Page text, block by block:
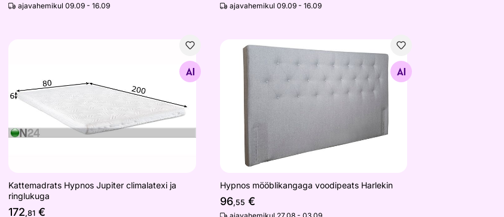
ajavahemikul 09.09 - 16.09 ajavahemikul 09.09 - 16.09
Kattemadrats Hypnos Jupiter climalatexi ja ringlukuga
Kattemadrats Hypnos Jupiter climalatexi ja
ringlukuga
172,81 €
Hypnos mööblikangaga voodipeats Harlekin
Hypnos mööblikangaga voodipeats Harlekin
96,55 €